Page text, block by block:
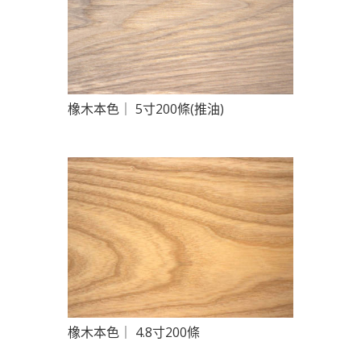
橡木本色｜ 5寸200條(推油)
橡木本色｜ 4.8寸200條